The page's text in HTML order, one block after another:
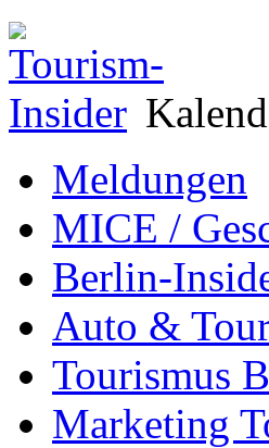
Meldungen
MICE /
Berlin-
Auto &
Tourismus
Marketing